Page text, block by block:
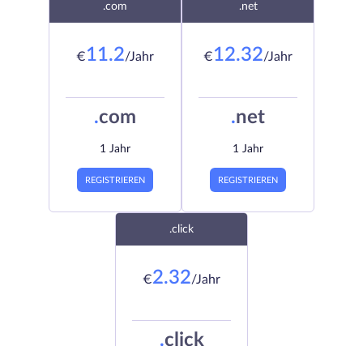
.com
€11.2/Jahr
.com
1 Jahr
REGISTRIEREN
.net
€12.32/Jahr
.net
1 Jahr
REGISTRIEREN
.click
€2.32/Jahr
.click